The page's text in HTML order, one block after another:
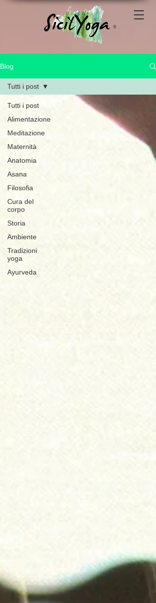
®
Blog
Tutti i post
Alimentazione
Meditazione
Maternità
Anatomia
Asana
Filosofia
Cura del
corpo
Storia
Ambiente
Tradizioni
yoga
Ayurveda
Tutti i post